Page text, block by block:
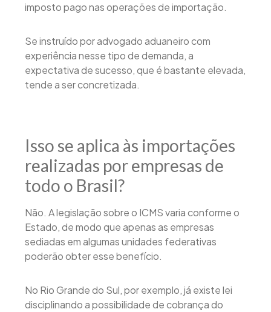
imposto pago nas operações de importação.
Se instruído por advogado aduaneiro com
experiência nesse tipo de demanda, a
expectativa de sucesso, que é bastante elevada,
tende a ser concretizada.
Isso se aplica às importações
realizadas por empresas de
todo o Brasil?
Não. A legislação sobre o ICMS varia conforme o
Estado, de modo que apenas as empresas
sediadas em algumas unidades federativas
poderão obter esse benefício.
No Rio Grande do Sul, por exemplo, já existe lei
disciplinando a possibilidade de cobrança do